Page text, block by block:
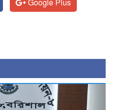
Google Plus